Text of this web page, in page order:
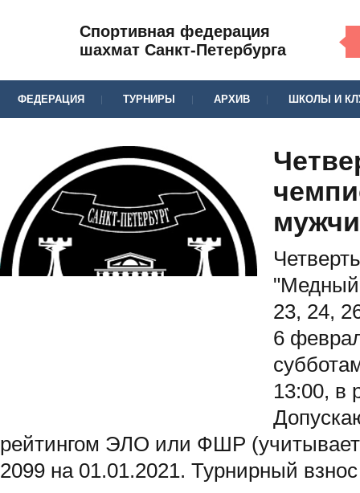
Спортивная федерация
шахмат Санкт-Петербурга
ФЕДЕРАЦИЯ ТУРНИРЫ АРХИВ ШКОЛЫ И
"Медный
23, 24,
6
13:00, в
рейтингом ЭЛО или ФШР
2099 на 01.01.2021. Турнирный